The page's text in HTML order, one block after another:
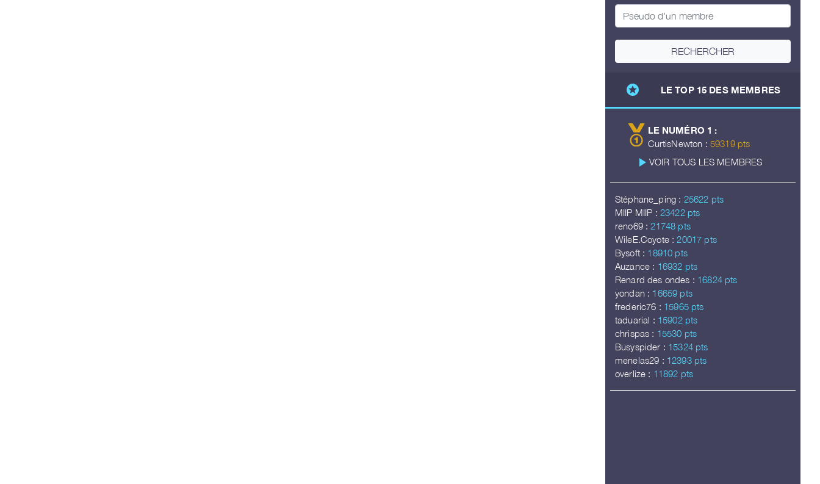
RECHERCHER
stars LE TOP 15 DES MEMBRES
LE NUMÉRO 1 :
CurtisNewton : 59319 pts
play_arrow VOIR TOUS LES MEMBRES
Stéphane_ping : 25622 pts
MIIP MIIP : 23422 pts
reno69 : 21748 pts
WileE.Coyote : 20017 pts
Bysoft : 18910 pts
Auzance : 16932 pts
Renard des ondes : 16824 pts
yondan : 16659 pts
frederic76 : 15965 pts
taduarial : 15902 pts
chrispas : 15530 pts
Busyspider : 15324 pts
menelas29 : 12393 pts
overlize : 11892 pts